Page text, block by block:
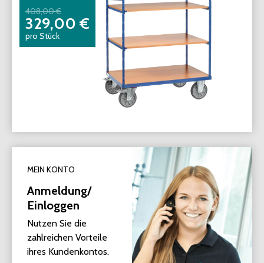
408,00 €
329,00 €
pro Stück
MEIN KONTO
Anmeldung/
Einloggen
Nutzen Sie die
zahlreichen Vorteile
ihres Kundenkontos.